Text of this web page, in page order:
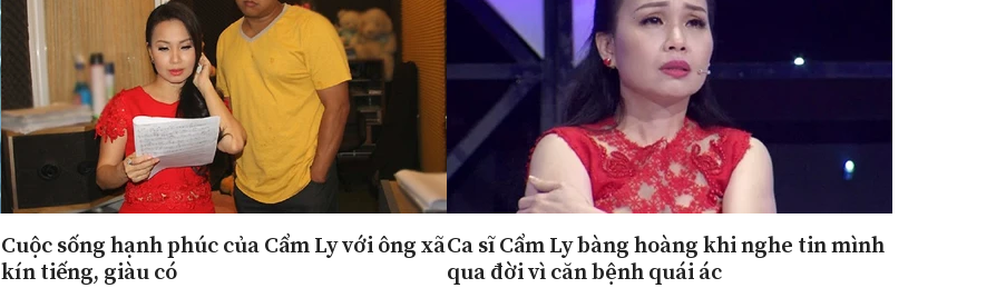
Đăng ký tin tức mới
Cuộc sống hạnh phúc của Cẩm Ly với ông xã
kín tiếng, giàu có
Ca sĩ Cẩm Ly bàng hoàng khi nghe tin mình
qua đời vì căn bệnh quái ác